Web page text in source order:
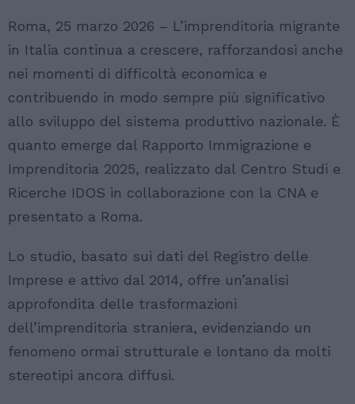
Roma, 25 marzo 2026 – L’imprenditoria migrante
in Italia continua a crescere, rafforzandosi anche
nei momenti di difficoltà economica e
contribuendo in modo sempre più significativo
allo sviluppo del sistema produttivo nazionale. È
quanto emerge dal Rapporto Immigrazione e
Imprenditoria 2025, realizzato dal Centro Studi e
Ricerche IDOS in collaborazione con la CNA e
presentato a Roma.
Lo studio, basato sui dati del Registro delle
Imprese e attivo dal 2014, offre un’analisi
approfondita delle trasformazioni
dell’imprenditoria straniera, evidenziando un
fenomeno ormai strutturale e lontano da molti
stereotipi ancora diffusi.